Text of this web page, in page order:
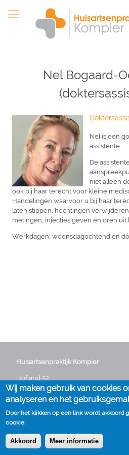
Nel Bogaard-
Nel is een
assistente.
De
niet alleen
ook bij haar terecht voor kleine
Handelingen waarvoor u bij haar
laten stippen, hechtingen
metingen, injecties geven en oren uit
Werkdagen: woensdagochtend en
Huisartsenpraktijk Kompier
Hofland 52
3641 GG Mijdrecht
Telefoon: 0297 282235
Voet Cookies
Wij maken gebruik van cookies
analyseren en het
Door het klikken op een link wordt akkoord
cookie.
Akkoord Meer informatie